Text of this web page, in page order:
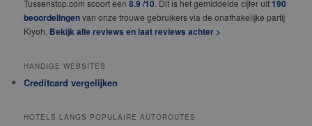
Tussenstop.com scoort een8.9 /10. Dit is het gemiddelde cijfer uit 190
beoordelingenvan onze trouwe gebruikers via de onafhakelijke partij
Kiyoh. Bekijk alle reviews en laat reviews achter >
HANDIGE WEBSITES
Creditcard vergelijken
HOTELS LANGS POPULAIRE AUTOROUTES